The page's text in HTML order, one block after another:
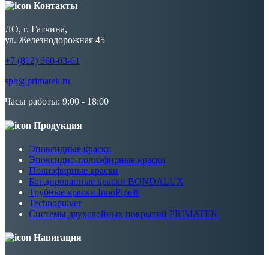
Контакты
ЛО, г. Гатчина,
ул. Железнодорожная 45
+7 (812) 960-03-61
spb@primatek.ru
Часы работы: 9:00 - 18:00
Продукция
Эпоксидные краски
Эпоксидно-полиэфирные краски
Полиэфирные краски
Бондированные краски BONDALUX
Трубные краски InnoPipe®
Technopulver
Системы двухслойных покрытий PRIMATEK
Навигация